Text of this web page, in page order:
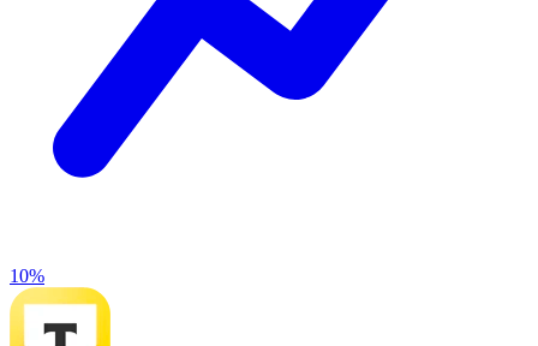
10%